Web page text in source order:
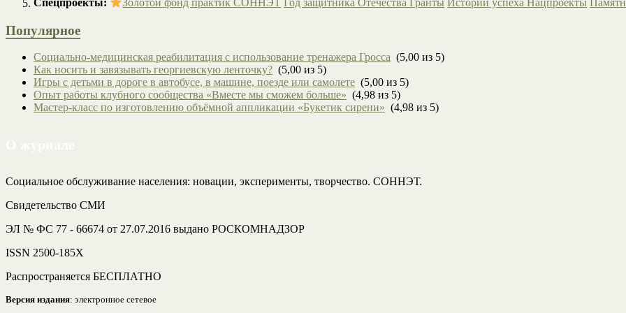
Спецпроекты:
Золотой фонд практик СОННЭТ Год защитника ОтечестваГранты Истории успехаНацпроекты
Популярное
Социально-медицинская реабилитация с использование тренажера Гросса (5,00 из 5)
Как носить и завязывать георгиевскую ленточку? (5,00 из 5)
Игры с детьми в дороге в автобусе, в машине, поезде или самолете (5,00 из 5)
Опыт работы клубного сообщества «Вместе мы сможем больше» (4,98 из 5)
Мастер-класс по изготовлению объёмной аппликации «Букетик сирени» (4,98 из 5)
Социальное обслуживание населения: новации, эксперименты, творчество. СОННЭТ.
Свидетельство СМИ
ЭЛ № ФС 77 - 66674 от 27.07.2016 выдано РОСКОМНАДЗОР
ISSN 2500-185Х
Распространяется БЕСПЛАТНО
Версия издания: электронное сетевое